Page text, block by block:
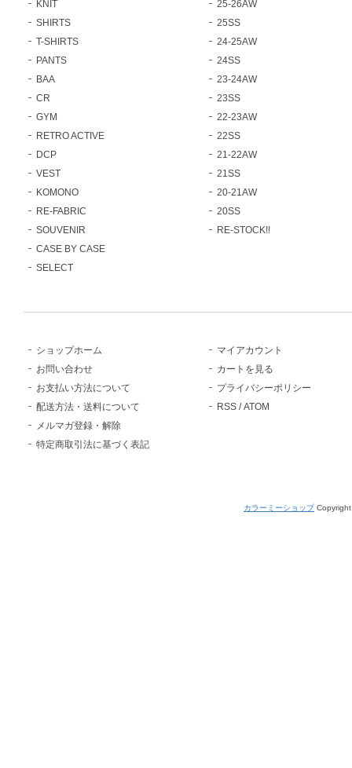
KNIT
SHIRTS
T-SHIRTS
PANTS
BAA
CR
GYM
RETRO ACTIVE
DCP
VEST
KOMONO
RE-FABRIC
SOUVENIR
CASE BY CASE
SELECT
25-26AW
25SS
24-25AW
24SS
23-24AW
23SS
22-23AW
22SS
21-22AW
21SS
20-21AW
20SS
RE-STOCK!!
ショップホーム
お問い合わせ
お支払い方法について
配送方法・送料について
メルマガ登録・解除
特定商取引法に基づく表記
マイアカウント
カートを見る
プライバシーポリシー
RSS /ATOM
カラーミーショップ